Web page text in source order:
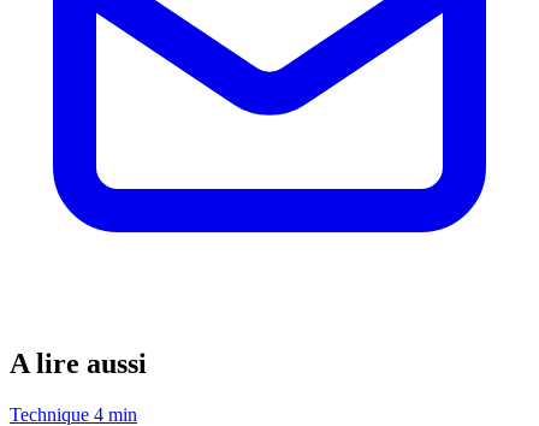
A lire aussi
Technique 4 min